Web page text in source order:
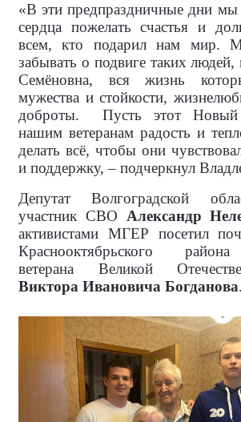
«В эти предпраздничные дни мы
сердца пожелать счастья и
всем, кто подарил нам мир.
забывать о подвиге таких людей,
Семёновна, вся жизнь
мужества и стойкости,
доброты.
Пусть этот Новый
нашим ветеранам радость и
делать всё, чтобы они
и поддержку, – подчеркнул
Депутат Волгоградской
участник СВО Александр
активистами МГЕР посетил
Краснооктябрьского
ветерана Великой
Виктора Ивановича Богданова.